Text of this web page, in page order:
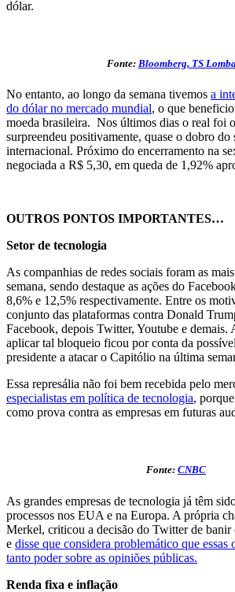
dólar.
Fonte: Bloomberg, TS
No entanto, ao longo da semana tivemos a
do dólar no mercado mundial, o que
moeda brasileira. Nos últimos dias o real foi
surpreendeu positivamente, quase o dobro do
internacional. Próximo do encerramento na
negociada a R$ 5,30, em queda de 1,92%
OUTROS PONTOS IMPORTANTES…
Setor de tecnologia
As companhias de redes sociais foram as
semana, sendo destaque as ações do
8,6% e 12,5% respectivamente. Entre os
conjunto das plataformas contra Donald
Facebook, depois Twitter, Youtube e demais.
aplicar tal bloqueio ficou por conta da
presidente a atacar o Capitólio na última
Essa represália não foi bem recebida pelo
especialistas em política de tecnologia,
como prova contra as empresas em futuras
Fonte: CNBC
As grandes empresas de tecnologia já têm
processos nos EUA e na Europa. A própria
Merkel, criticou a decisão do Twitter de banir
e disse que considera problemático que essas
tanto poder sobre as opiniões públicas.
Renda fixa e inflação